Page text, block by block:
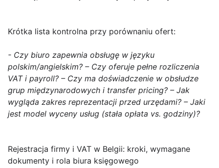
Krótka lista kontrolna przy porównaniu ofert:
- Czy biuro zapewnia obsługę w języku
polskim/angielskim? – Czy oferuje pełne rozliczenia
VAT i payroll? – Czy ma doświadczenie w obsłudze
grup międzynarodowych i transfer pricing? – Jak
wygląda zakres reprezentacji przed urzędami? – Jaki
jest model wyceny usług (stała opłata vs. godziny)?
Rejestracja firmy i VAT w Belgii: kroki, wymagane
dokumenty i rola biura księgowego